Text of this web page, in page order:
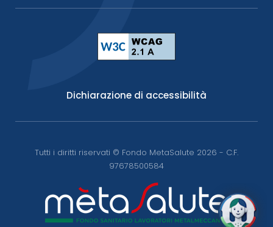
Dichiarazione di accessibilità
Tutti i diritti riservati © Fondo MetaSalute 2026 - C.F.
97678500584